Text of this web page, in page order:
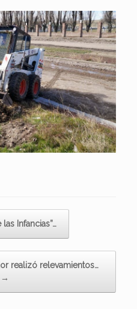
las Infancias”…
realizó relevamientos…
→